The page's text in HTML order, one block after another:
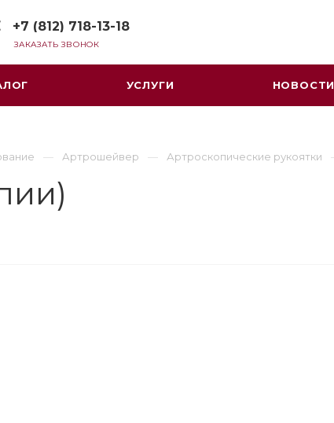
+7 (812) 718-13-18
ЗАКАЗАТЬ ЗВОНОК
УСЛУГИ НОВОСТИ
Артрошейвер Артроскопические рукоятки